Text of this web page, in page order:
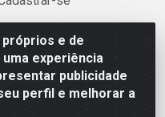
e de
experiência
publicidade
perfil e melhorar a
Rissut, 254 - Recreio
42.700-590 - CNPJ
80